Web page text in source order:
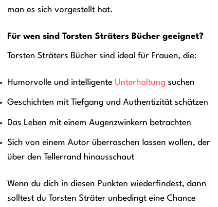
man es sich vorgestellt hat.
Für wen sind Torsten Sträters Bücher geeignet?
Torsten Sträters Bücher sind ideal für Frauen, die:
Humorvolle und intelligente Unterhaltung suchen
Geschichten mit Tiefgang und Authentizität schätzen
Das Leben mit einem Augenzwinkern betrachten
Sich von einem Autor überraschen lassen wollen, der
über den Tellerrand hinausschaut
Wenn du dich in diesen Punkten wiederfindest, dann
solltest du Torsten Sträter unbedingt eine Chance